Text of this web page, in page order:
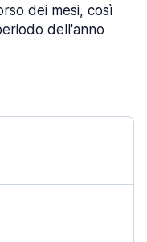
dei mesi, così
dell'anno